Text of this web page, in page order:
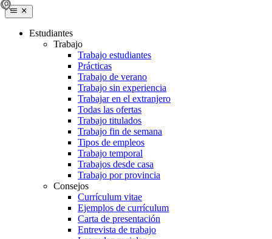
Estudiantes
Trabajo
Trabajo estudiantes
Prácticas
Trabajo de verano
Trabajo sin experiencia
Trabajar en el extranjero
Todas las ofertas
Trabajo titulados
Trabajo fin de semana
Tipos de empleos
Trabajo temporal
Trabajos desde casa
Trabajo por provincia
Consejos
Currículum vitae
Ejemplos de currículum
Carta de presentación
Entrevista de trabajo